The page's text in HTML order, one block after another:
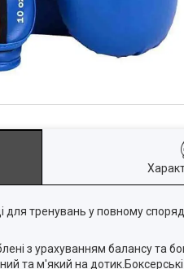
для тренувань у повному
з урахуванням балансу та
та м'який на